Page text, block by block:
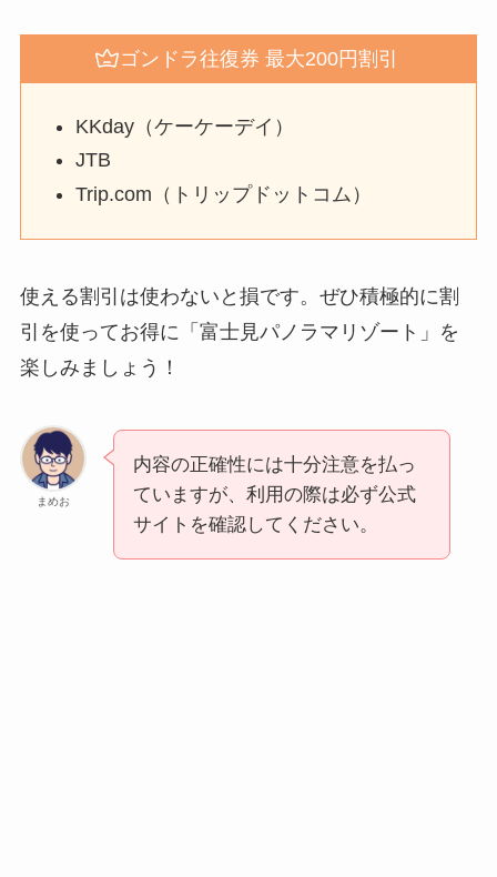
ゴンドラ往復券 最大200円割引
KKday（ケーケーデイ）
JTB
Trip.com（トリップドットコム）
使える割引は使わないと損です。ぜひ積極的に割
引を使ってお得に「富士見パノラマリゾート」を
楽しみましょう！
まめお
内容の正確性には十分注意を払っ
ていますが、利用の際は必ず公式
サイトを確認してください。